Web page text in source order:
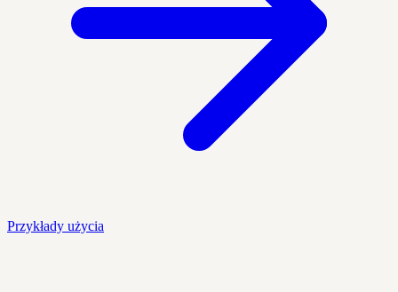
Przykłady użycia